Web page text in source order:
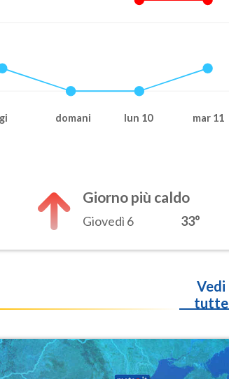
domani lun 10 mar 11
Giorno più caldo
Giovedì 6 33°
Vedi
tutte